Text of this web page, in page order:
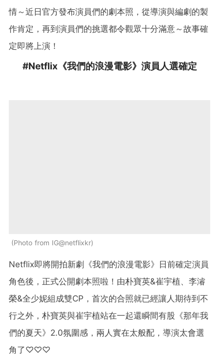
情～近日官方發布演員們的劇本照，從導演與編劇的製
作肯定，再到演員們的挑選都令觀眾十分滿意～故事確
定即將上演！
#Netflix《我們的浪漫電影》演員人選確定
Photo from IG@netflixkr
Netflix即將開拍新劇《我們的浪漫電影》日前確定演員
角色後，正式公開劇本照啦！由朴寶英&崔宇植、李濬
榮&全少妮組成雙CP，首次的合照就已經讓人期待到不
行之外，朴寶英與崔宇植站在一起還瞬間有股《那年我
們的夏天》2.0氛圍感，兩人實在太般配，導演太會選
角了♡♡♡